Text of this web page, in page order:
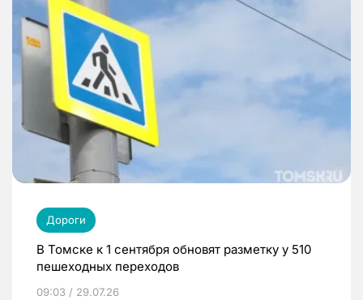
Дороги
В Томске к 1 сентября обновят разметку у 510
пешеходных переходов
09:03 / 29.07.26